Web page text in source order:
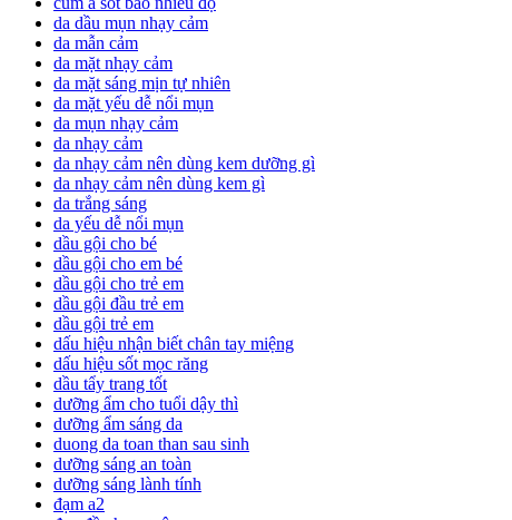
da dầu mụn nhạy cảm
da mẫn cảm
da mặt nhạy cảm
da mặt sáng mịn tự nhiên
da mặt yếu dễ nổi mụn
da mụn nhạy cảm
da nhạy cảm
da nhạy cảm nên dùng kem dưỡng gì
da nhạy cảm nên dùng kem gì
da trắng sáng
da yếu dễ nổi mụn
dầu gội cho bé
dầu gội cho em bé
dầu gội cho trẻ em
dầu gội đầu trẻ em
dầu gội trẻ em
dấu hiệu nhận biết chân tay miệng
dấu hiệu sốt mọc răng
dầu tẩy trang tốt
dưỡng ẩm cho tuổi dậy thì
dưỡng ẩm sáng da
duong da toan than sau sinh
dưỡng sáng an toàn
dưỡng sáng lành tính
đạm a2